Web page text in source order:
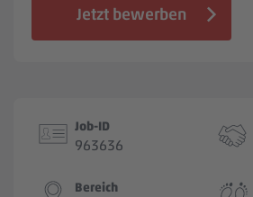
Jetzt bewerben
Job-ID
963636
Bereich